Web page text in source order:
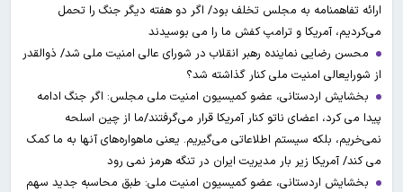
ارائه تفاهمنامه به مجلس تخلف بود/ اگر دو هفته دیگر جنگ را تحمل
می‌کردیم، آمریکا و ترامپ کفش ما را می بوسیدند
محسن رضایی نماینده رهبر انقلاب در شورای عالی امنیت ملی شد/ ذوالقدر
از شورایعالی امنیت ملی کنار گذاشته شد؟
بخشایش اردستانی، عضو کمیسیون امنیت ملی مجلس: اگر جنگ ادامه
پیدا می کرد، اعضای ناتو کنار آمریکا قرار می‌گرفتند/ما از چین اسلحه
نمی‌خریم، بلکه سیستم اطلاعاتی می‌گیریم. یعنی ماهواره‌های آنها به ما کمک
می کند/ آمریکا زیر بار مدیریت ایران در تنگه هرمز نمی رود
بخشایش اردستانی، عضو کمیسیون امنیت ملی: طبق محاسبه جدید سهم